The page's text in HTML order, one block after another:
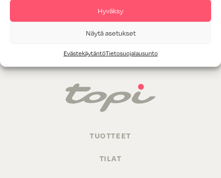
Hyväksy
Näytä asetukset
EvästekäytäntöTietosuojalausunto
Valitettavasti annetuilla hakukriteereillä ei löytynyt yhtään
tuotetta.
TUOTTEET
TILAT